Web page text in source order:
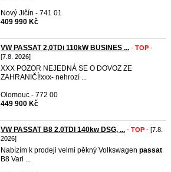
Nový Jičín - 741 01
409 990 Kč
VW PASSAT 2,0TDi 110kW BUSINES ... - TOP -
[7.8. 2026]
XXX POZOR NEJEDNÁ SE O DOVOZ ZE
ZAHRANIČÍ!xxx- nehrozí ...
Olomouc - 772 00
449 900 Kč
VW PASSAT B8 2.0TDI 140kw DSG, ... - TOP - [7.8.
2026]
Nabízím k prodeji velmi pěkný Volkswagen passat
B8 Vari ...